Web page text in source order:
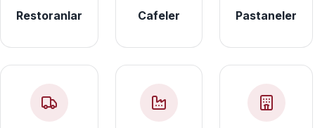
Restoranlar Cafeler Pastaneler